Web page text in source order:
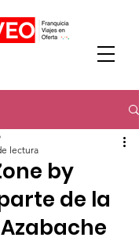
by
de la
lectura